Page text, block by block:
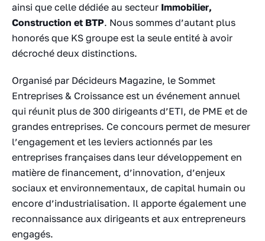
ainsi que celle dédiée au secteur Immobilier,
Construction et BTP. Nous sommes d’autant plus
honorés que KS groupe est la seule entité à avoir
décroché deux distinctions.
Organisé par Décideurs Magazine, le Sommet
Entreprises & Croissance est un événement annuel
qui réunit plus de 300 dirigeants d’ETI, de PME et de
grandes entreprises. Ce concours permet de mesurer
l’engagement et les leviers actionnés par les
entreprises françaises dans leur développement en
matière de financement, d’innovation, d’enjeux
sociaux et environnementaux, de capital humain ou
encore d’industrialisation. Il apporte également une
reconnaissance aux dirigeants et aux entrepreneurs
engagés.